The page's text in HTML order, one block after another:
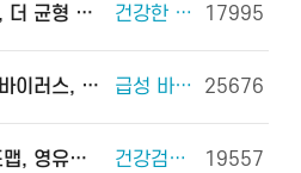
봄을 여는 건강식단, 더 균형 있게! 건강한 체중조절을 위한 식사 외 6건 17995
2월에 주의해야 할 바이러스, 이렇게 예방하세요! 급성 바이러스 위장관염 외 2건 25676
우리 아이 성장 로드맵, 영유아 건강검진으로 완성하세요! 건강검진(국가건강검진) 외 2건 19557